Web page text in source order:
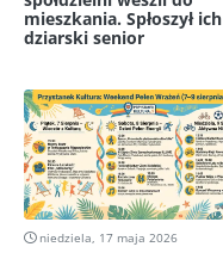
mieszkania. Spłoszył ich
dziarski senior
niedziela, 17 maja 2026